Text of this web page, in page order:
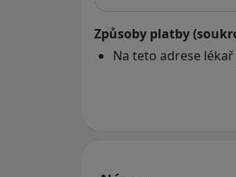
Způsoby platby
Na teto adrese